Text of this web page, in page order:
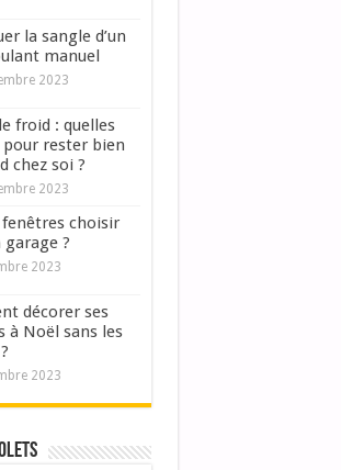
la sangle d’un
manuel
2023
froid : quelles
pour rester bien
chez soi ?
2023
fenêtres choisir
?
2023
décorer ses
à Noël sans les
2023